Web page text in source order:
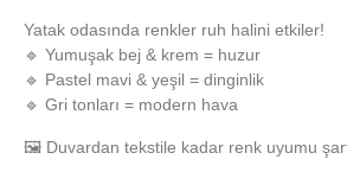
Yatak odasında renkler ruh halini etkiler!
🔹 Yumuşak bej & krem = huzur
🔹 Pastel mavi & yeşil = dinginlik
🔹 Gri tonları = modern hava
🖼️ Duvardan tekstile kadar renk uyumu